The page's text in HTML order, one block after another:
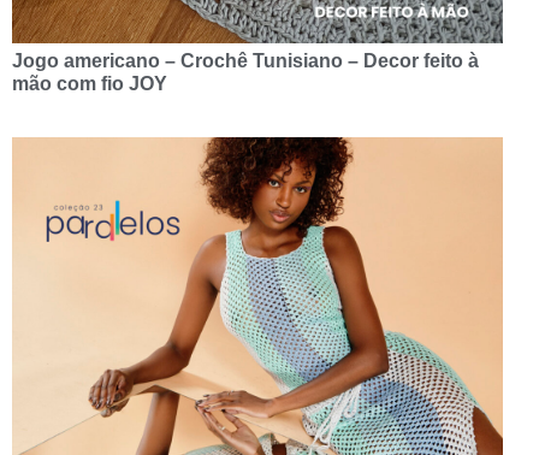
Jogo americano – Crochê Tunisiano – Decor feito à
mão com fio JOY